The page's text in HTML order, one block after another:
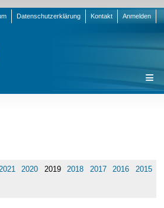
Datenschutzerklärung Kontakt Anmelden
2020 2019 2018 2017 2016 2015